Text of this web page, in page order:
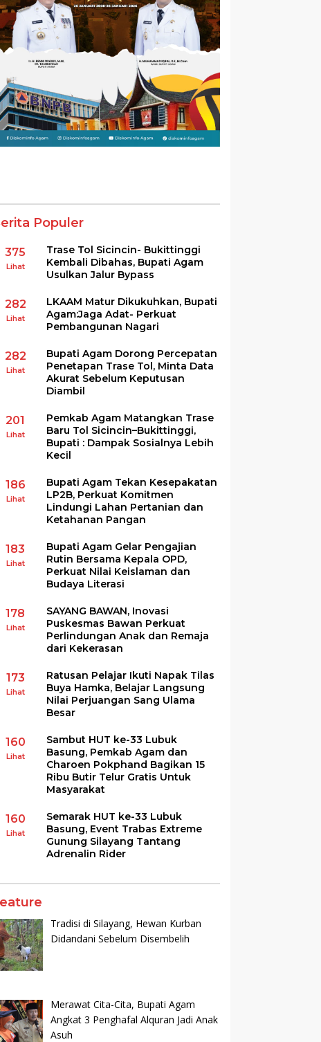
Populer
375
Lihat
Trase Tol Sicincin- Bukittinggi
Kembali Dibahas, Bupati Agam
Usulkan Jalur Bypass
282
Lihat
LKAAM Matur Dikukuhkan, Bupati
Agam:Jaga Adat- Perkuat
Pembangunan Nagari
282
Lihat
Bupati Agam Dorong Percepatan
Penetapan Trase Tol, Minta Data
Akurat Sebelum Keputusan
Diambil
201
Lihat
Pemkab Agam Matangkan Trase
Baru Tol Sicincin–Bukittinggi,
Bupati : Dampak Sosialnya Lebih
Kecil
186
Lihat
Bupati Agam Tekan Kesepakatan
LP2B, Perkuat Komitmen
Lindungi Lahan Pertanian dan
Ketahanan Pangan
183
Lihat
Bupati Agam Gelar Pengajian
Rutin Bersama Kepala OPD,
Perkuat Nilai Keislaman dan
Budaya Literasi
178
Lihat
SAYANG BAWAN, Inovasi
Puskesmas Bawan Perkuat
Perlindungan Anak dan Remaja
dari Kekerasan
173
Lihat
Ratusan Pelajar Ikuti Napak Tilas
Buya Hamka, Belajar Langsung
Nilai Perjuangan Sang Ulama
Besar
160
Lihat
Sambut HUT ke-33 Lubuk
Basung, Pemkab Agam dan
Charoen Pokphand Bagikan 15
Ribu Butir Telur Gratis Untuk
Masyarakat
160
Lihat
Semarak HUT ke-33 Lubuk
Basung, Event Trabas Extreme
Gunung Silayang Tantang
Adrenalin Rider
Tradisi di Silayang, Hewan Kurban
Didandani Sebelum Disembelih
Merawat Cita-Cita, Bupati Agam
Angkat 3 Penghafal Alquran Jadi Anak
Asuh